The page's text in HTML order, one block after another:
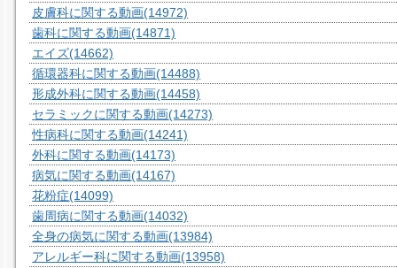
皮膚科に関する動画(14972)
歯科に関する動画(14871)
エイズ(14662)
循環器科に関する動画(14488)
形成外科に関する動画(14458)
セラミックに関する動画(14273)
性病科に関する動画(14241)
外科に関する動画(14173)
病気に関する動画(14167)
花粉症(14099)
歯周病に関する動画(14032)
全身の病気に関する動画(13984)
アレルギー科に関する動画(13958)